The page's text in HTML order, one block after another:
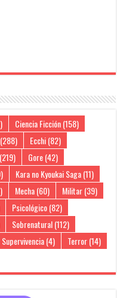
Ciencia Ficción(158)
(288) Ecchi(82)
(219) Gore(42)
Kara no Kyoukai Saga(11)
Mecha(60) Militar(39)
Psicológico(82)
Sobrenatural(112)
Supervivencia(4) Terror(14)